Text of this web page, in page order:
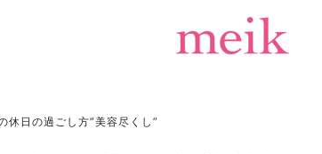
休日の過ごし方”美容尽くし”